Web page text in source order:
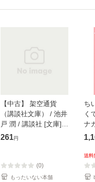
【中古】 架空通貨
（講談社文庫） / 池井
戸 潤 / 講談社 [文庫]
【メール便送料無料】
261円
(0)
もったいない本舗
ち
く
ナ
送料